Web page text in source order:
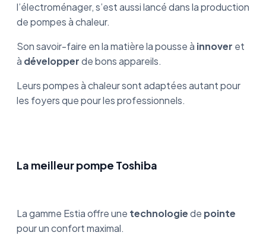
l’électroménager, s’est aussi lancé dans la production
de pompes à chaleur.
Son savoir-faire en la matière la pousse à innover et
à développerde bons appareils.
Leurs pompes à chaleur sont adaptées autant pour
les foyers que pour les professionnels.
La meilleur pompe Toshiba
La gamme Estia offre une technologiede pointe
pour un confort maximal.